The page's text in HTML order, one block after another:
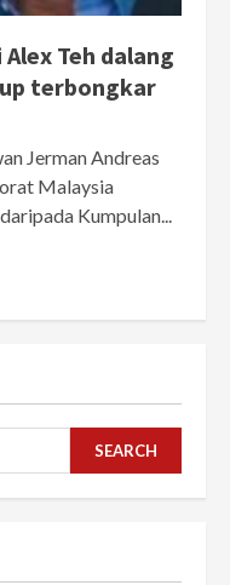
Teh dalang
terbongkar
Jerman Andreas
Malaysia
Kumpulan...
SEARCH